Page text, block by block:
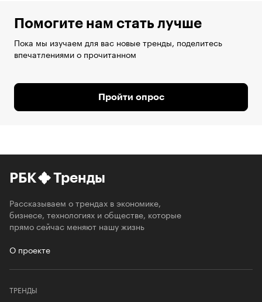
Помогите нам стать лучше
Пока мы изучаем для вас новые тренды, поделитесь
впечатлениями о прочитанном
Пройти опрос
РБК Тренды
Рассказываем о трендах в экономике,
бизнесе, технологиях и обществе, которые
прямо сейчас меняют нашу жизнь
О проекте
ТРЕНДЫ